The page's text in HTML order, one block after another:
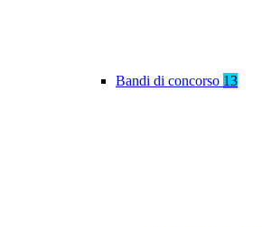
Bandi di concorso 13